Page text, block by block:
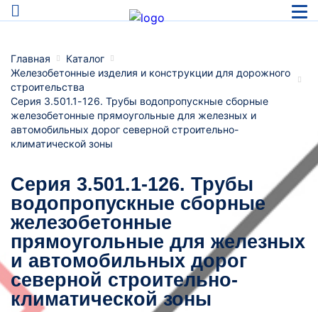
Главная
Каталог
Железобетонные изделия и конструкции для дорожного
строительства
Серия 3.501.1-126. Трубы водопропускные сборные
железобетонные прямоугольные для железных и
автомобильных дорог северной строительно-
климатической зоны
Серия 3.501.1-126. Трубы
водопропускные сборные
железобетонные
прямоугольные для железных
и автомобильных дорог
северной строительно-
климатической зоны